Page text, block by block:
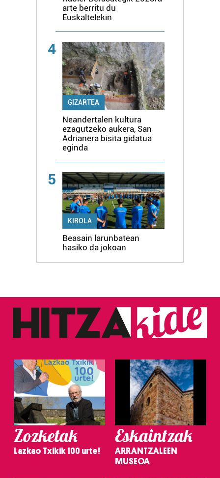
arte berritu du
Euskaltelekin
4
GIZARTEA
Neandertalen kultura
ezagutzeko aukera, San
Adrianera bisita gidatua
eginda
5
KIROLA
Beasain larunbatean
hasiko da jokoan
Zozketak
Lazkao Txikik 100 urte!
Eskaintzak
ARRANTZALEEN
MUSEOA